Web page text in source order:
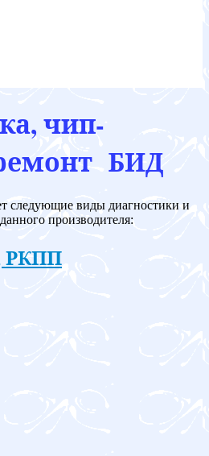
чип-
БИД
следующие виды диагностики и
производителя:
РКПП